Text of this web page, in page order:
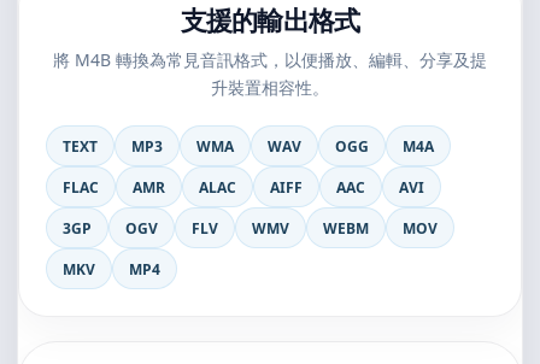
支援的輸出格式
將 M4B 轉換為常見音訊格式，以便播放、編輯、分享及提
升裝置相容性。
TEXT MP3 WMA WAV OGG
M4A
FLAC
AMR ALAC AIFF AAC
AVI
3GP
OGV FLV WMV WEBM
MOV
MKV
MP4